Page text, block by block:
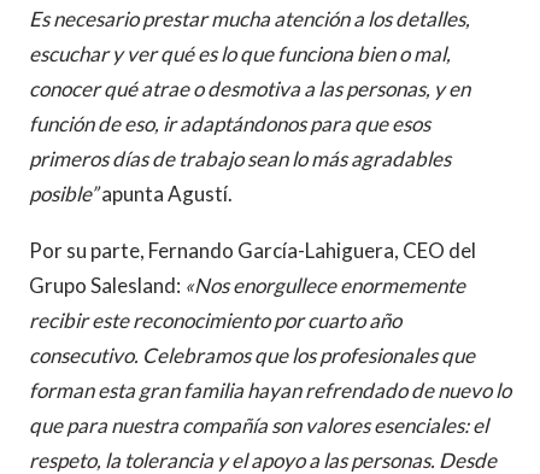
Es necesario prestar mucha atención a los detalles,
escuchar y ver qué es lo que funciona bien o mal,
conocer qué atrae o desmotiva a las personas, y en
función de eso, ir adaptándonos para que esos
primeros días de trabajo sean lo más agradables
posible”apunta Agustí.
Por su parte, Fernando García-Lahiguera, CEO del
Grupo Salesland: «Nos enorgullece enormemente
recibir este reconocimiento por cuarto año
consecutivo. Celebramos que los profesionales que
forman esta gran familia hayan refrendado de nuevo lo
que para nuestra compañía son valores esenciales: el
respeto, la tolerancia y el apoyo a las personas. Desde